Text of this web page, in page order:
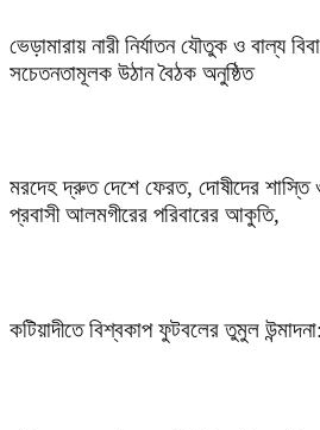
ভেড়ামারায় নারী নির্যাতন যৌতুক ও বাল্য
সচেতনতামূলক উঠান বৈঠক অনুষ্ঠিত
মরদেহ দ্রুত দেশে ফেরত, দোষীদের শাস্তি
প্রবাসী আলমগীরের পরিবারের আকুতি,
কটিয়াদীতে বিশ্বকাপ ফুটবলের তুমুল